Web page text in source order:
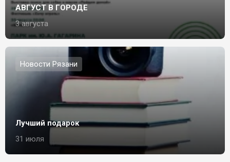
АВГУСТ В ГОРОДЕ
3 августа
Новости Рязани
Лучший подарок
31 июля